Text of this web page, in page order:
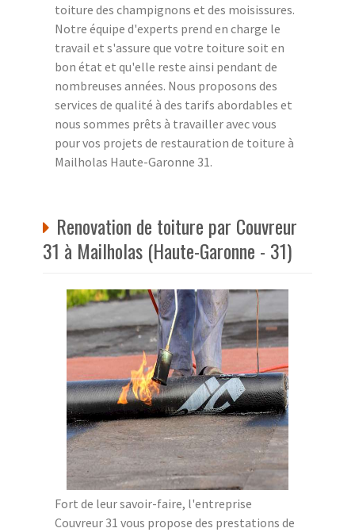
toiture des champignons et des moisissures.
Notre équipe d'experts prend en charge le
travail et s'assure que votre toiture soit en
bon état et qu'elle reste ainsi pendant de
nombreuses années. Nous proposons des
services de qualité à des tarifs abordables et
nous sommes prêts à travailler avec vous
pour vos projets de restauration de toiture à
Mailholas Haute-Garonne 31.
Renovation de toiture par Couvreur
31 à Mailholas (Haute-Garonne - 31)
Fort de leur savoir-faire, l'entreprise
Couvreur 31 vous propose des prestations de